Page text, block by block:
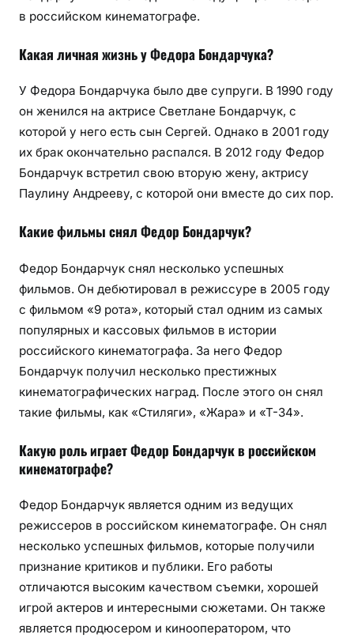
в российском кинематографе.
Какая личная жизнь у Федора Бондарчука?
У Федора Бондарчука было две супруги. В 1990 году
он женился на актрисе Светлане Бондарчук, с
которой у него есть сын Сергей. Однако в 2001 году
их брак окончательно распался. В 2012 году Федор
Бондарчук встретил свою вторую жену, актрису
Паулину Андрееву, с которой они вместе до сих пор.
Какие фильмы снял Федор Бондарчук?
Федор Бондарчук снял несколько успешных
фильмов. Он дебютировал в режиссуре в 2005 году
с фильмом «9 рота», который стал одним из самых
популярных и кассовых фильмов в истории
российского кинематографа. За него Федор
Бондарчук получил несколько престижных
кинематографических наград. После этого он снял
такие фильмы, как «Стиляги», «Жара» и «Т-34».
Какую роль играет Федор Бондарчук в российском
кинематографе?
Федор Бондарчук является одним из ведущих
режиссеров в российском кинематографе. Он снял
несколько успешных фильмов, которые получили
признание критиков и публики. Его работы
отличаются высоким качеством съемки, хорошей
игрой актеров и интересными сюжетами. Он также
является продюсером и кинооператором, что